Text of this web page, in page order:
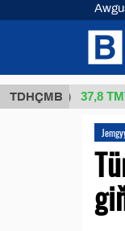
TDHÇMB
(kg.) 37,8 ТМТ